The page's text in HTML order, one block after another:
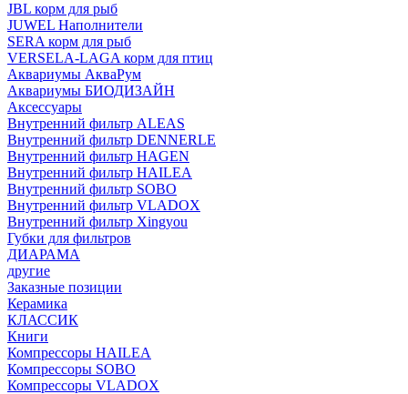
JBL корм для рыб
JUWEL Наполнители
SERA корм для рыб
VERSELA-LAGA корм для птиц
Аквариумы АкваРум
Аквариумы БИОДИЗАЙН
Аксессуары
Внутренний фильтр ALEAS
Внутренний фильтр DENNERLE
Внутренний фильтр HAGEN
Внутренний фильтр HAILEA
Внутренний фильтр SOBO
Внутренний фильтр VLADOX
Внутренний фильтр Xingyou
Губки для фильтров
ДИАРАМА
другие
Заказные позиции
Керамика
КЛАССИК
Книги
Компрессоры HAILEA
Компрессоры SOBO
Компрессоры VLADOX